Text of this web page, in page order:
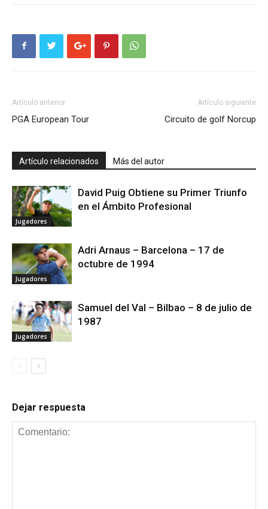
Artículo anterior
PGA European Tour
Artículo siguiente
Circuito de golf Norcup
Artículo relacionados Más del autor
Jugadores
David Puig Obtiene su Primer Triunfo
en el Ámbito Profesional
Jugadores
Adri Arnaus – Barcelona – 17 de
octubre de 1994
Jugadores
Samuel del Val – Bilbao – 8 de julio de
1987
Dejar respuesta